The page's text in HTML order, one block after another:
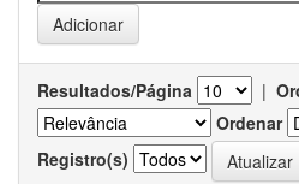
Resultados/Página |
Ordenar
Registro(s)